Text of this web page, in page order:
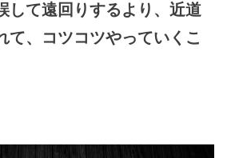
して遠回りするより、近道
て、コツコツやっていくこ